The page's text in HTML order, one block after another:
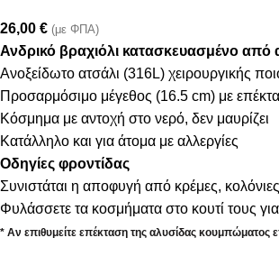
26,00 € (με ΦΠΑ)
Ανδρικό βραχιόλι κατασκευασμένο από
Ανοξείδωτο ατσάλι (316L) χειρουργικής
Προσαρμόσιμο μέγεθος (16.5 cm) με
Κόσμημα με αντοχή στο νερό, δεν μαυρίζει
Κατάλληλο και για άτομα με αλλεργίες
Οδηγίες φροντίδας
Συνιστάται η αποφυγή από κρέμες,
Φυλάσσετε τα κοσμήματα στο κουτί τους
* Αν επιθυμείτε επέκταση της αλυσίδας κουμπώματος